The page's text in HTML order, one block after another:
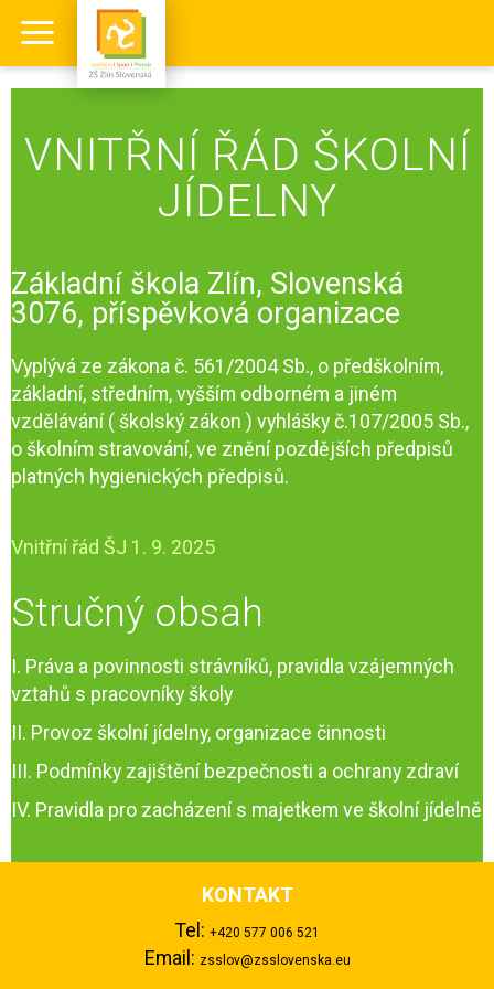
VNITŘNÍ ŘÁD ŠKOLNÍ
JÍDELNY
Základní škola Zlín, Slovenská
3076, příspěvková organizace
Vyplývá ze zákona č. 561/2004 Sb., o předškolním,
základní, středním, vyšším odborném a jiném
vzdělávání ( školský zákon ) vyhlášky č.107/2005 Sb.,
o školním stravování, ve znění pozdějších předpisů
platných hygienických předpisů.
Vnitřní řád ŠJ 1. 9. 2025
Stručný obsah
I. Práva a povinnosti strávníků, pravidla vzájemných
vztahů s pracovníky školy
II. Provoz školní jídelny, organizace činnosti
III. Podmínky zajištění bezpečnosti a ochrany zdraví
IV. Pravidla pro zacházení s majetkem ve školní jídelně
KONTAKT
Tel: +420 577 006 521
Email: zsslov@zsslovenska.eu